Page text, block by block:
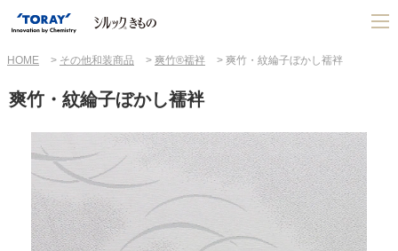
HOME その他和装商品 爽竹®襦袢 爽竹・紋綸子ぼかし襦袢
爽竹・紋綸子ぼかし襦袢